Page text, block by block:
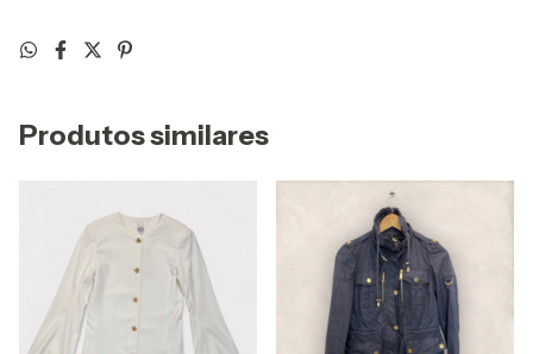
Produtos similares